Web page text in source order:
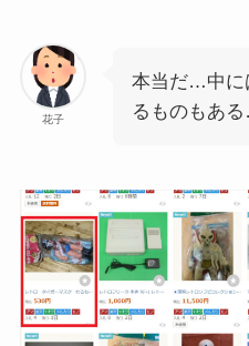
花子
本当だ…中に
るものもある